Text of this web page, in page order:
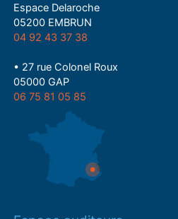
Espace Delaroche
05200 EMBRUN
04 92 43 37 38
• 27 rue Colonel Roux
05000 GAP
06 75 81 05 85